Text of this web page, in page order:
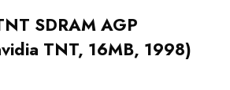
SDRAM AGP
TNT, 16MB, 1998)